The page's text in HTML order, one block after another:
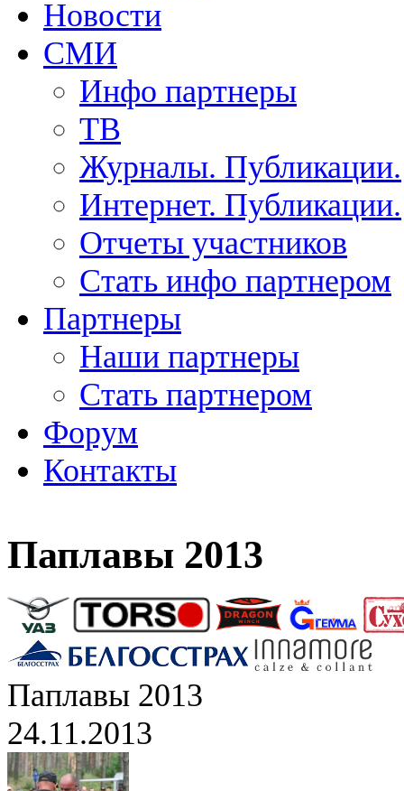
Новости
СМИ
Инфо партнеры
ТВ
Журналы. Публикации.
Интернет. Публикации.
Отчеты участников
Стать инфо партнером
Партнеры
Наши партнеры
Стать партнером
Форум
Контакты
Паплавы 2013
Паплавы 2013
24.11.2013